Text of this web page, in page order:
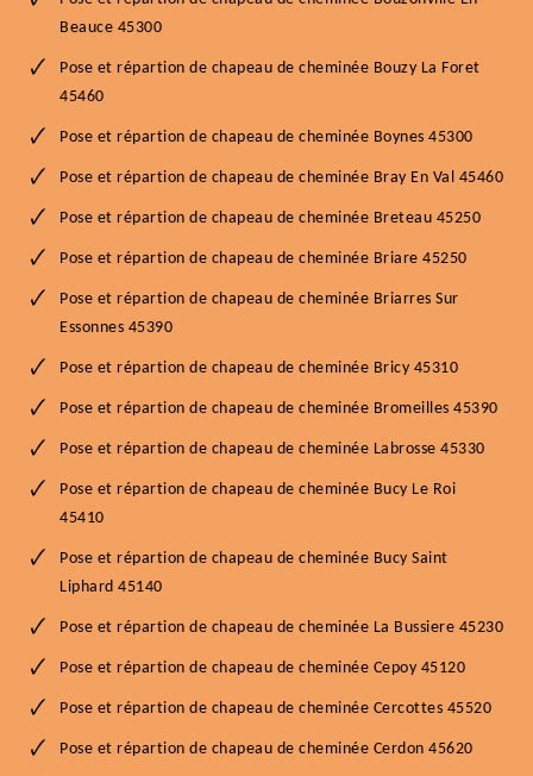
Beauce 45300
Pose et répartion de chapeau de cheminée Bouzy La Foret
45460
Pose et répartion de chapeau de cheminée Boynes 45300
Pose et répartion de chapeau de cheminée Bray En Val 45460
Pose et répartion de chapeau de cheminée Breteau 45250
Pose et répartion de chapeau de cheminée Briare 45250
Pose et répartion de chapeau de cheminée Briarres Sur
Essonnes 45390
Pose et répartion de chapeau de cheminée Bricy 45310
Pose et répartion de chapeau de cheminée Bromeilles 45390
Pose et répartion de chapeau de cheminée Labrosse 45330
Pose et répartion de chapeau de cheminée Bucy Le Roi
45410
Pose et répartion de chapeau de cheminée Bucy Saint
Liphard 45140
Pose et répartion de chapeau de cheminée La Bussiere 45230
Pose et répartion de chapeau de cheminée Cepoy 45120
Pose et répartion de chapeau de cheminée Cercottes 45520
Pose et répartion de chapeau de cheminée Cerdon 45620